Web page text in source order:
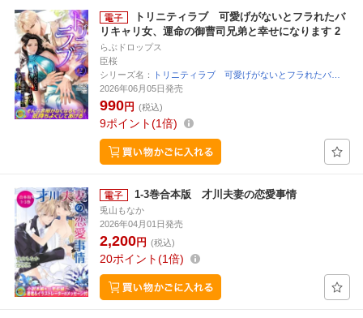
トリニティラブ 可愛げがないとフラれたバ
リキャリ女、運命の御曹司兄弟と幸せになります 2
らぶドロップス
臣桜
シリーズ名：
トリニティラブ 可愛げがないとフラれたバ…
2026年06月05日発売
990円 (税込)
9ポイント 1倍
1-3巻合本版 才川夫妻の恋愛事情
兎山もなか
2026年04月01日発売
2,200円 (税込)
20ポイント 1倍